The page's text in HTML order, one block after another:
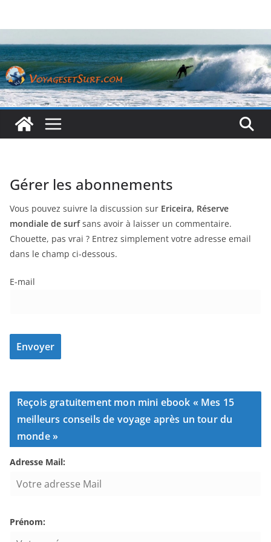
contenu
Gérer les abonnements
Vous pouvez suivre la discussion sur Ericeira, Réserve
mondiale de surfsans avoir à laisser un commentaire.
Chouette, pas vrai ? Entrez simplement votre adresse email
dans le champ ci-dessous.
E-mail
Reçois gratuitement mon mini ebook « Mes 15
meilleurs conseils de voyage après un tour du
monde »
Adresse Mail:
Prénom: